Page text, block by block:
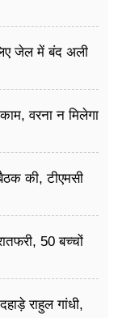
जेल में बंद अली
वरना न मिलेगा
की, टीएमसी
50 बच्चों
राहुल गांधी,